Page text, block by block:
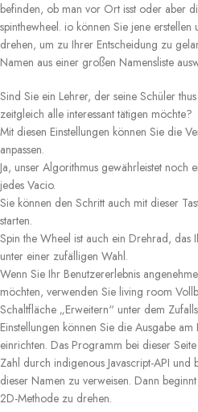
befinden, ob man vor Ort isst oder aber
spinthewheel. io können Sie jene
drehen, um zu Ihrer Entscheidung zu
Namen aus einer großen Namensliste
Sind Sie ein Lehrer, der seine Schüler
zeitgleich alle interessant tätigen möchte?
Mit diesen Einstellungen können Sie die
anpassen.
Ja, unser Algorithmus gewährleistet noch
jedes Vacio.
Sie können den Schritt auch mit dieser
starten.
Spin the Wheel ist auch ein Drehrad, das
unter einer zufälligen Wahl.
Wenn Sie Ihr Benutzererlebnis
möchten, verwenden Sie living room
Schaltfläche „Erweitern“ unter dem
Einstellungen können Sie die Ausgabe
einrichten. Das Programm bei dieser
Zahl durch indigenous Javascript-API
dieser Namen zu verweisen. Dann
2D-Methode zu drehen.